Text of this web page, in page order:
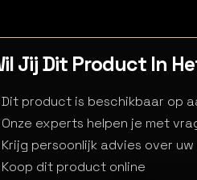
Jij Dit Product In
Dit product is beschikbaar op
Onze experts helpen je met
Krijg persoonlijk advies over
Koop dit product online